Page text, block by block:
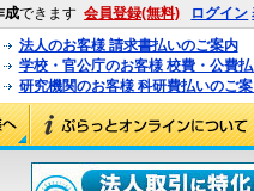
成できます 会員登録(無料) ログイン
法人のお客様 請求書払いのご案内
学校・官公庁のお客様 校費・公費
研究機関のお客様 科研費払いのご